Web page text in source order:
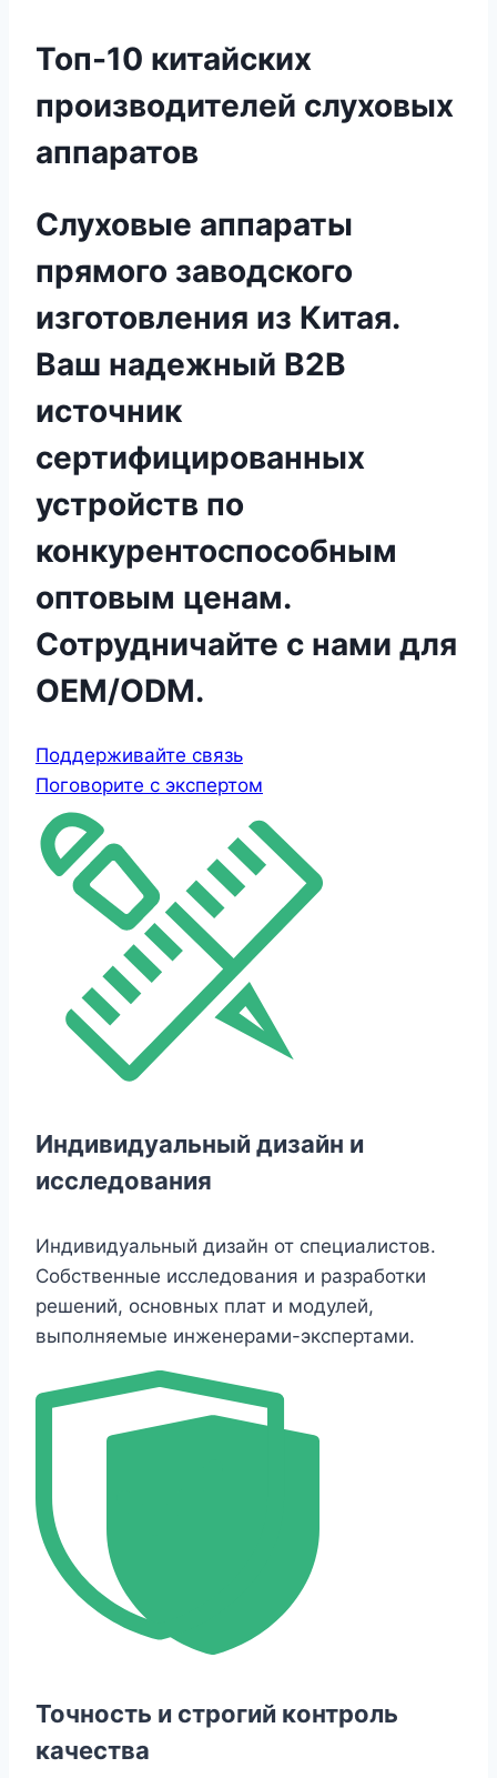
Топ-10 китайских
производителей слуховых
аппаратов
Слуховые аппараты
прямого заводского
изготовления из Китая.
Ваш надежный B2B
источник
сертифицированных
устройств по
конкурентоспособным
оптовым ценам.
Сотрудничайте с нами для
OEM/ODM.
Поддерживайте связь
Поговорите с экспертом
Индивидуальный дизайн и
исследования
Индивидуальный дизайн от специалистов.
Собственные исследования и разработки
решений, основных плат и модулей,
выполняемые инженерами-экспертами.
Точность и строгий контроль
качества